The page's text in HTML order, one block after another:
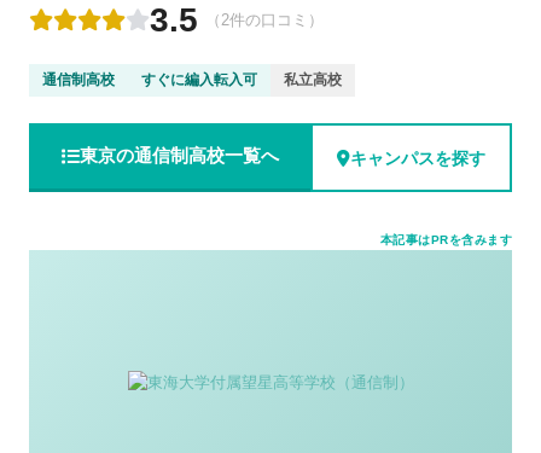
3.5 （2件の口コミ）
通信制高校 すぐに編入転入可 私立高校
東京の通信制高校一覧へ キャンパスを探す
本記事はPRを含みます